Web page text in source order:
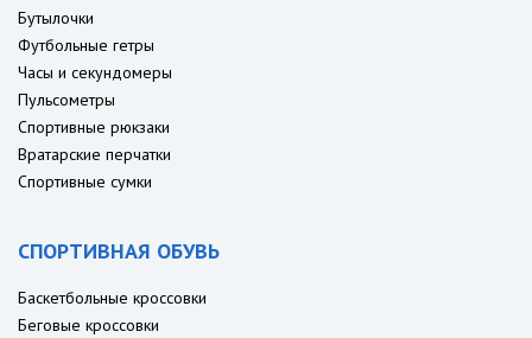
Бутылочки
Футбольные гетры
Часы и секундомеры
Пульсометры
Спортивные рюкзаки
Вратарские перчатки
Спортивные сумки
СПОРТИВНАЯ ОБУВЬ
Баскетбольные кроссовки
Беговые кроссовки